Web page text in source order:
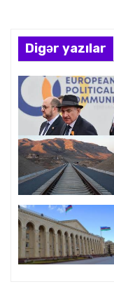
n
a
v
i
q
a
s
i
y
Digər yazılar